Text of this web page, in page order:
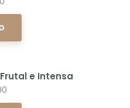
e Intensa